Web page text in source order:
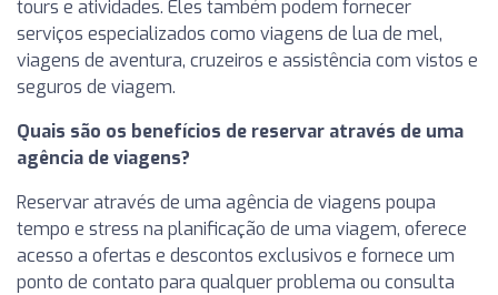
tours e atividades. Eles também podem fornecer
serviços especializados como viagens de lua de mel,
viagens de aventura, cruzeiros e assistência com vistos e
seguros de viagem.
Quais são os benefícios de reservar através de uma
agência de viagens?
Reservar através de uma agência de viagens poupa
tempo e stress na planificação de uma viagem, oferece
acesso a ofertas e descontos exclusivos e fornece um
ponto de contato para qualquer problema ou consulta